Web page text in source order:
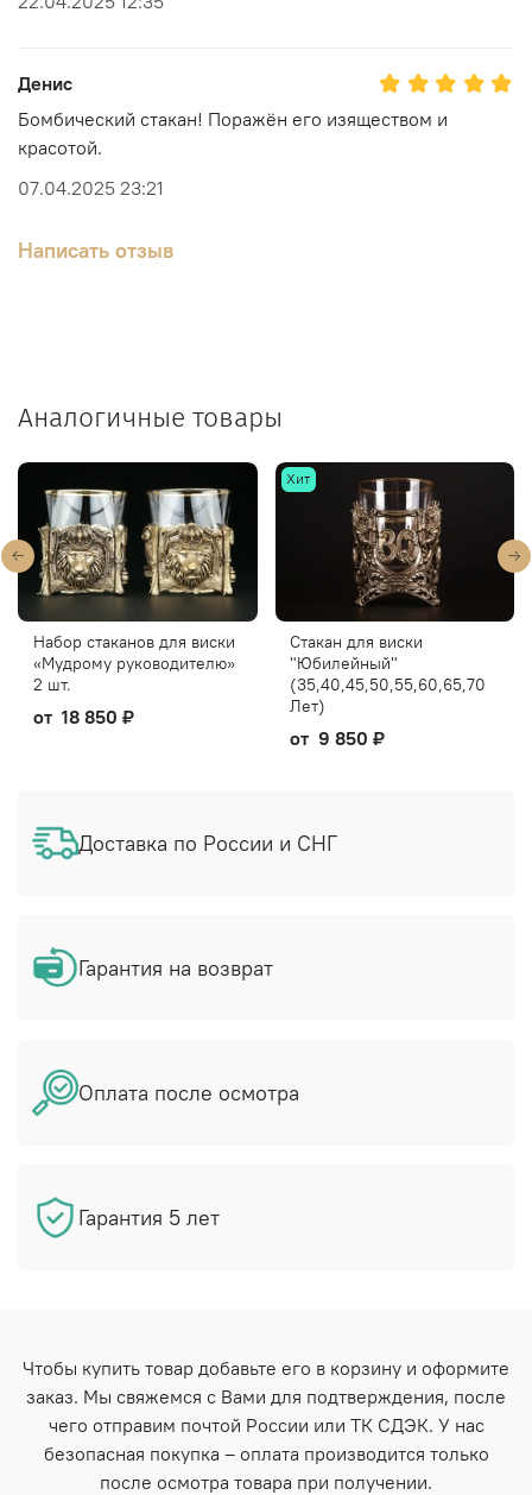
Денис
Бомбический стакан! Поражён его изяществом и
красотой.
07.04.2025 23:21
Написать отзыв
Аналогичные товары
Набор стаканов для виски
«Мудрому руководителю»
2 шт.
от 18 850 ₽
Хит
Стакан для виски
"Юбилейный"
(35,40,45,50,55,60,65,70
Лет)
от 9 850 ₽
Доставка по России и СНГ
Гарантия на возврат
Оплата после осмотра
Гарантия 5 лет
Чтобы купить товар добавьте его в корзину и оформите
заказ. Мы свяжемся с Вами для подтверждения, после
чего отправим почтой России или ТК СДЭК. У нас
безопасная покупка – оплата производится только
после осмотра товара при получении.